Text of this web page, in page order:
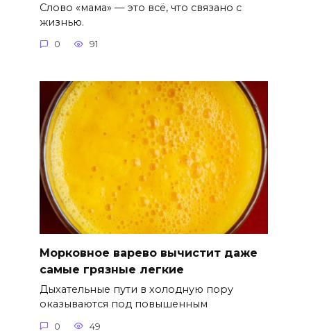
Слово «мама» — это всё, что связано с
жизнью.
0 91
Морковное варево вычистит даже
самые грязные легкие
Дыхательные пути в холодную пору
оказываются под повышенным
0 49